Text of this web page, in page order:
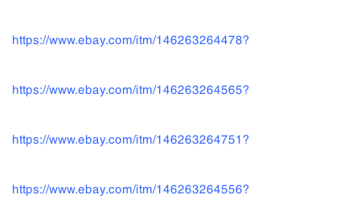
https://www.ebay.com/itm/146263264478?
https://www.ebay.com/itm/146263264565?
https://www.ebay.com/itm/146263264751?
https://www.ebay.com/itm/146263264556?